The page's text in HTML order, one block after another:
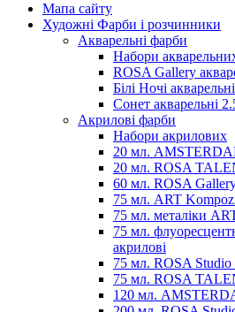
Мапа сайту
Художні Фарби і розчинники
Акварельні фарби
Набори
ROSA Gallery
Білі Ночі
Сонет акварельні
Акрилові фарби
Набори акрилових
20 мл.
20 мл. ROSA
60 мл. ROSA
75 мл. ART
75 мл. металіки
75 мл.
акрилові
75 мл. ROSA Studio
75 мл. ROSA
120 мл.